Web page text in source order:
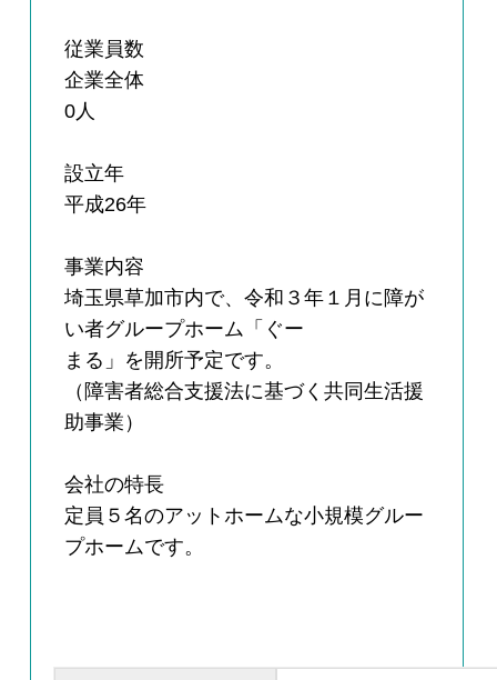
従業員数
企業全体
0人
設立年
平成26年
事業内容
埼玉県草加市内で、令和３年１月に障が
い者グループホーム「ぐー
まる」を開所予定です。
（障害者総合支援法に基づく共同生活援
助事業）
会社の特長
定員５名のアットホームな小規模グルー
プホームです。